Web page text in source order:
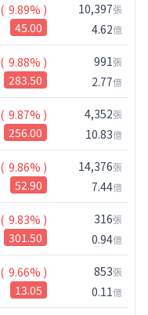
( 9.89% )
45.00
10,397張
4.62億
( 9.88% )
283.50
991張
2.77億
( 9.87% )
256.00
4,352張
10.83億
( 9.86% )
52.90
14,376張
7.44億
( 9.83% )
301.50
316張
0.94億
( 9.66% )
13.05
853張
0.11億